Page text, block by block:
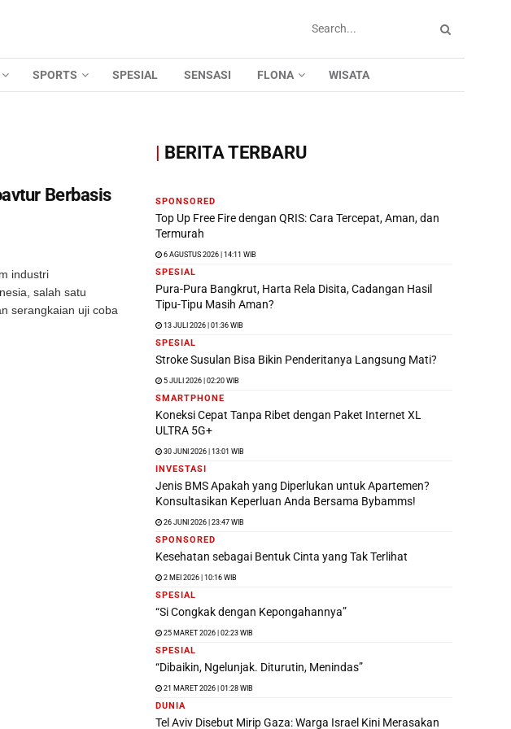
SPORTS SPESIAL SENSASI FLONA WISATA
Berbasis
industri
salah satu
serangkaian uji coba
| BERITA TERBARU
SPONSORED
Top Up Free Fire dengan QRIS: Cara Tercepat, Aman, dan
Termurah
6 AGUSTUS 2026 | 14:11 WIB
SPESIAL
Pura-Pura Bangkrut, Harta Rela Disita, Cadangan Hasil
Tipu-Tipu Masih Aman?
13 JULI 2026 | 01:36 WIB
SPESIAL
Stroke Susulan Bisa Bikin Penderitanya Langsung Mati?
5 JULI 2026 | 02:20 WIB
SMARTPHONE
Koneksi Cepat Tanpa Ribet dengan Paket Internet XL
ULTRA 5G+
30 JUNI 2026 | 13:01 WIB
INVESTASI
Jenis BMS Apakah yang Diperlukan untuk Apartemen?
Konsultasikan Keperluan Anda Bersama Bybamms!
26 JUNI 2026 | 23:47 WIB
SPONSORED
Kesehatan sebagai Bentuk Cinta yang Tak Terlihat
2 MEI 2026 | 10:16 WIB
SPESIAL
“Si Congkak dengan Kepongahannya”
25 MARET 2026 | 02:23 WIB
SPESIAL
“Dibaikin, Ngelunjak. Diturutin, Menindas”
21 MARET 2026 | 01:28 WIB
DUNIA
Tel Aviv Disebut Mirip Gaza: Warga Israel Kini Merasakan